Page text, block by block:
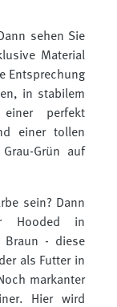
sehen Sie
Material
Entsprechung
in stabilem
einer perfekt
einer tollen
Grün auf
sein? Dann
Hooded in
Braun - diese
als Futter in
markanter
Hier wird